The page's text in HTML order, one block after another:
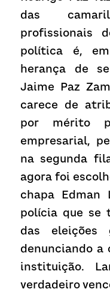
das
profissionais
política é,
herança de
Jaime Paz
carece de
por mérito
empresarial,
na segunda
agora foi
chapa Edman
polícia que se
das eleições
denunciando a
instituição.
verdadeiro